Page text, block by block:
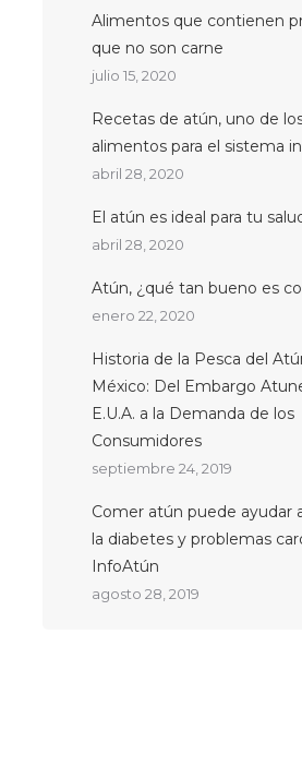
Alimentos que contienen
que no son carne
julio 15, 2020
Recetas de atún, uno de
alimentos para el sistema
abril 28, 2020
El atún es ideal para tu
abril 28, 2020
Atún, ¿qué tan bueno es
enero 22, 2020
Historia de la Pesca del
México: Del Embargo
E.U.A. a la Demanda de los
Consumidores
septiembre 24, 2019
Comer atún puede ayudar
la diabetes y problemas
InfoAtún
agosto 28, 2019